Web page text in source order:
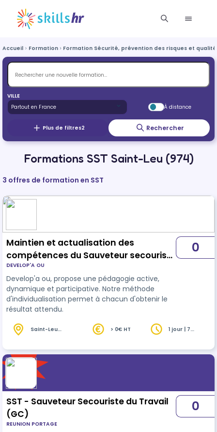
Accueil Formation Formation Sécurité, prévention des risques et qualité
VILLE
À distance
Plus de filtres2 Rechercher
Formations SST Saint-Leu (974)
3 offres de formation en SST
Maintien et actualisation des
compétences du Sauveteur secouriste
du travail ( MAC SST)
DEVELOP'A OU
Develop'a ou, propose une pédagogie active,
dynamique et participative. Notre méthode
d'individualisation permet à chacun d'obtenir le
résultat attendu.
0
Saint-Leu
> 0€ HT
1 jour | 7
SST - Sauveteur Secouriste du Travail
(GC)
REUNION PORTAGE
0